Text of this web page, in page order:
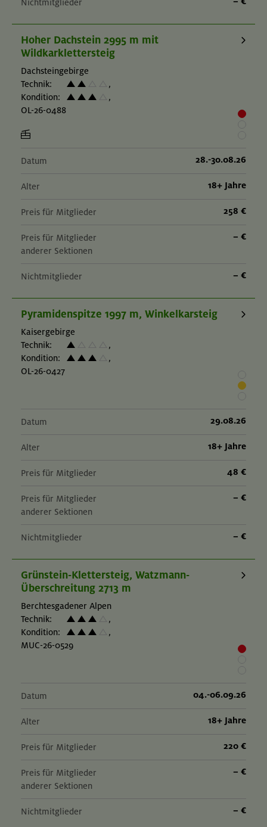
Nichtmitglieder
Hoher Dachstein 2995 m mit
Wildkarklettersteig
Dachsteingebirge
Technik:
,
Kondition:
,
OL-26-0488
Datum 28.-30.08.26
Alter 18+ Jahre
Preis für Mitglieder 258 €
Preis für Mitglieder
anderer Sektionen
– €
Nichtmitglieder – €
Pyramidenspitze 1997 m, Winkelkarsteig
Kaisergebirge
Technik:
,
Kondition:
,
OL-26-0427
Datum 29.08.26
Alter 18+ Jahre
Preis für Mitglieder 48 €
Preis für Mitglieder
anderer Sektionen
– €
Nichtmitglieder – €
Grünstein-Klettersteig, Watzmann-
Überschreitung 2713 m
Berchtesgadener Alpen
Technik:
,
Kondition:
,
MUC-26-0529
Datum 04.-06.09.26
Alter 18+ Jahre
Preis für Mitglieder 220 €
Preis für Mitglieder
anderer Sektionen
– €
Nichtmitglieder – €